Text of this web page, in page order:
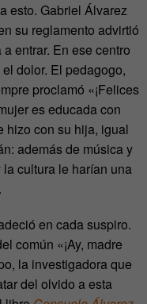
esto. Gabriel Álvarez
su reglamento advirtió
entrar. En ese centro
dolor. El pedagogo,
proclamó «¡Felices
es educada con
hizo con su hija, igual
además de música y
cultura le harían una
en cada suspiro.
común «¡Ay, madre
la investigadora que
del olvido a esta